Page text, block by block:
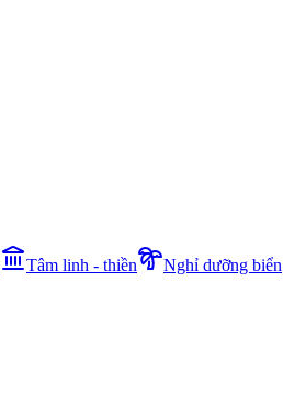
Tâm linh - thiền
Nghỉ dưỡng biển